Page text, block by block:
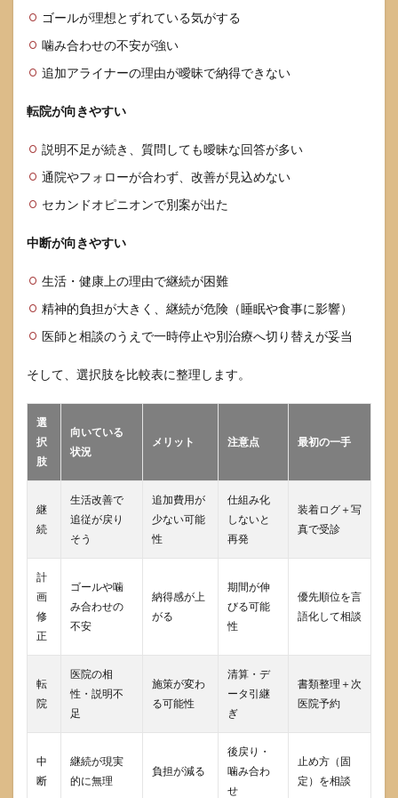
ゴールが理想とずれている気がする
噛み合わせの不安が強い
追加アライナーの理由が曖昧で納得できない
転院が向きやすい
説明不足が続き、質問しても曖昧な回答が多い
通院やフォローが合わず、改善が見込めない
セカンドオピニオンで別案が出た
中断が向きやすい
生活・健康上の理由で継続が困難
精神的負担が大きく、継続が危険（睡眠や食事に影響）
医師と相談のうえで一時停止や別治療へ切り替えが妥当
そして、選択肢を比較表に整理します。
選
択
肢
向いている
状況
メリット 注意点 最初の一手
継
続
生活改善で
追従が戻り
そう
追加費用が
少ない可能
性
仕組み化
しないと
再発
装着ログ＋写
真で受診
計
画
修
正
ゴールや噛
み合わせの
不安
納得感が上
がる
期間が伸
びる可能
性
優先順位を言
語化して相談
転
院
医院の相
性・説明不
足
施策が変わ
る可能性
清算・デ
ータ引継
ぎ
書類整理＋次
医院予約
中
断
継続が現実
的に無理
負担が減る
後戻り・
噛み合わ
せ
止め方（固
定）を相談